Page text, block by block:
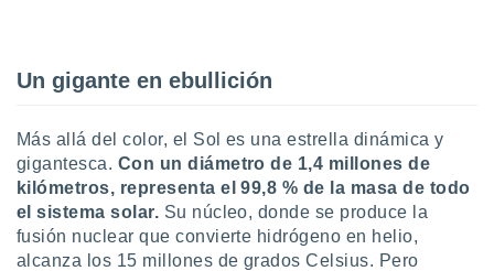
Un gigante en ebullición
Más allá del color, el Sol es una estrella dinámica y
gigantesca. Con un diámetro de 1,4 millones de
kilómetros, representa el 99,8 % de la masa de todo
el sistema solar. Su núcleo, donde se produce la
fusión nuclear que convierte hidrógeno en helio,
alcanza los 15 millones de grados Celsius. Pero